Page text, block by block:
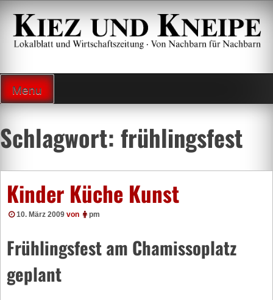
Zum
Inhalt
springen
Menu
Schlagwort: frühlingsfest
Kinder Küche Kunst
10. März 2009 von pm
Frühlingsfest am Chamissoplatz
geplant